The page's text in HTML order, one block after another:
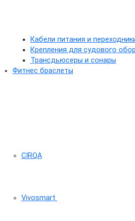
Кабели питания и
Крепления для судового
Трансдьюсеры и сонары
Фитнес браслеты
CIRQA
Vivosmart